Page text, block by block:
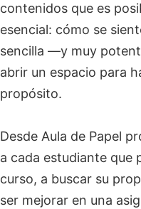
contenidos que es
esencial: cómo se
sencilla —y muy
abrir un espacio para
propósito.
Desde Aula de Papel
a cada estudiante que
curso, a buscar su
ser mejorar en una